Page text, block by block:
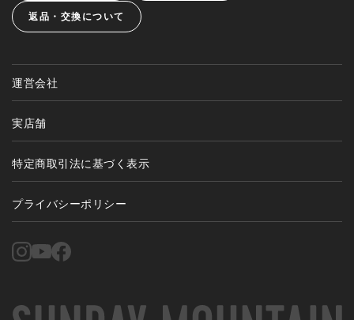
返品・交換について
運営会社
実店舗
特定商取引法に基づく表示
プライバシーポリシー